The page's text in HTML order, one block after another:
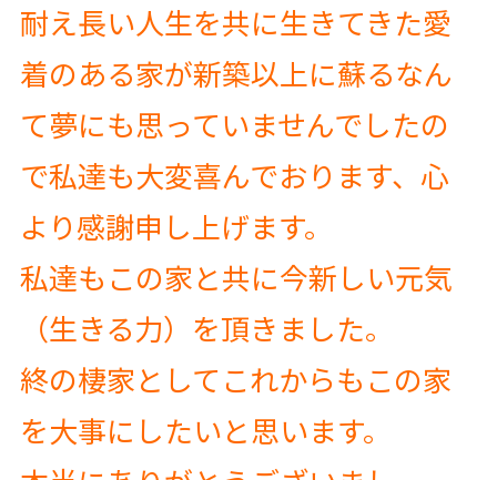
耐え長い人生を共に生きてきた愛
着のある家が新築以上に蘇るなん
て夢にも思っていませんでしたの
で私達も大変喜んでおります、心
より感謝申し上げます。
私達もこの家と共に今新しい元気
（生きる力）を頂きました。
終の棲家としてこれからもこの家
を大事にしたいと思います。